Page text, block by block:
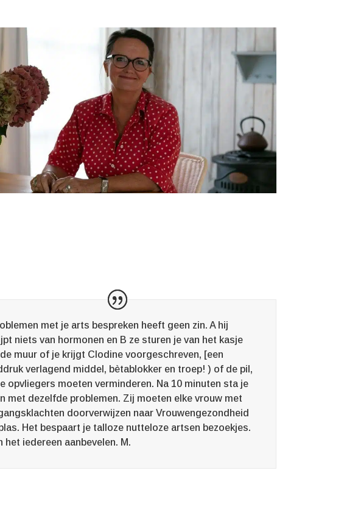
met je arts bespreken heeft geen zin. A hij
niets van hormonen en B ze sturen je van het kasje
muur of je krijgt Clodine voorgeschreven, [een
verlagend middel, bètablokker en troep! ) of de pil,
opvliegers moeten verminderen. Na 10 minuten sta je
met dezelfde problemen. Zij moeten elke vrouw met
doorverwijzen naar Vrouwengezondheid
Het bespaart je talloze nutteloze artsen bezoekjes.
het iedereen aanbevelen. M.